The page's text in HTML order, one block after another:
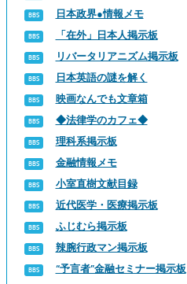
日本政界●情報メモ
「在外」日本人掲示板
リバータリアニズム掲示板
日本英語の謎を解く
映画なんでも文章箱
◆法律学のカフェ◆
理科系掲示板
金融情報メモ
小室直樹文献目録
近代医学・医療掲示板
ふじむら掲示板
辣腕行政マン掲示板
“予言者”金融セミナー掲示板